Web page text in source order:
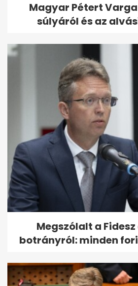
Magyar Pétert
súlyáról és az
Megszólalt a
botrányról: minden